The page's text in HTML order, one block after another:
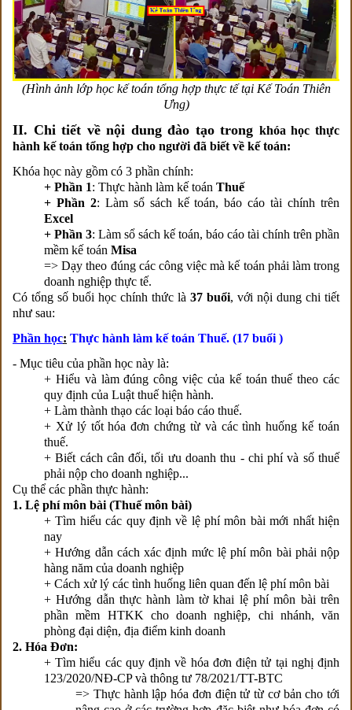
(Hình ảnh lớp học kế toán tổng hợp thực tế tại Kế Toán Thiên
Ưng)
II. Chi tiết về nội dung đào tạo trong khóa học thực
hành kế toán tổng hợp cho người đã biết về kế toán:
Khóa học này gồm có 3 phần chính:
+ Phần 1: Thực hành làm kế toán Thuế
+ Phần 2: Làm sổ sách kế toán, báo cáo tài chính trên
Excel
+ Phần 3: Làm sổ sách kế toán, báo cáo tài chính trên phần
mềm kế toán Misa
=> Dạy theo đúng các công việc mà kế toán phải làm trong
doanh nghiệp thực tế.
Có tổng số buổi học chính thức là 37 buổi, với nội dung chi tiết
như sau:
Phần học: Thực hành làm kế toán Thuế. (17 buổi )
- Mục tiêu của phần học này là:
+ Hiểu và làm đúng công việc của kế toán thuế theo các
quy định của Luật thuế hiện hành.
+ Làm thành thạo các loại báo cáo thuế.
+ Xử lý tốt hóa đơn chứng từ và các tình huống kế toán
thuế.
+ Biết cách cân đối, tối ưu doanh thu - chi phí và số thuế
phải nộp cho doanh nghiệp...
Cụ thể các phần thực hành:
1. Lệ phí môn bài (Thuế môn bài)
+ Tìm hiểu các quy định về lệ phí môn bài mới nhất hiện
nay
+ Hướng dẫn cách xác định mức lệ phí môn bài phải nộp
hàng năm của doanh nghiệp
+ Cách xử lý các tình huống liên quan đến lệ phí môn bài
+ Hướng dẫn thực hành làm tờ khai lệ phí môn bài trên
phần mềm HTKK cho doanh nghiệp, chi nhánh, văn
phòng đại diện, địa điểm kinh doanh
2. Hóa Đơn:
+ Tìm hiểu các quy định về hóa đơn điện tử tại nghị định
123/2020/NĐ-CP và thông tư 78/2021/TT-BTC
=> Thực hành lập hóa đơn điện tử từ cơ bản cho tới